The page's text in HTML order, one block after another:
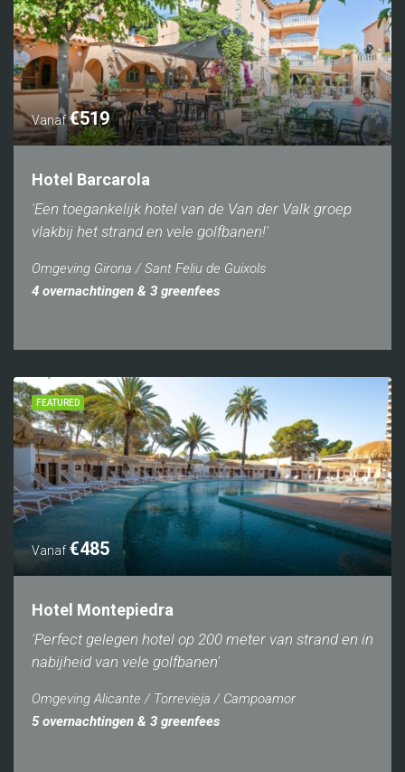
Vanaf€519
Hotel Barcarola
'Een toegankelijk hotel van de Van der Valk groep
vlakbij het strand en vele golfbanen!'
Omgeving Girona / Sant Feliu de Guixols
4 overnachtingen & 3 greenfees
FEATURED
Vanaf €485
Hotel Montepiedra
'Perfect gelegen hotel op 200 meter van strand en in
nabijheid van vele golfbanen'
Omgeving Alicante / Torrevieja / Campoamor
5 overnachtingen & 3 greenfees